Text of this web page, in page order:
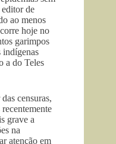
editor de
ao menos
hoje no
garimpos
indígenas
a do Teles
censuras,
grave a
na
atenção em